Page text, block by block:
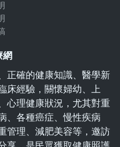
網
正確的健康知識、醫學新
床經驗，關懷婦幼、上
心理健康狀況，尤其對重
、各種癌症、慢性疾病
管理、減肥美容等，邀訪